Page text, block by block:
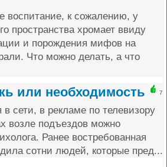
воспитание, к сожалению, у
пространства хромает ввиду
и порождения мифов на
Что можно делать, а что
7
или необходимость
в сети, в рекламе по телевизору
возле подъездов можно
Ранее востребованная
сотни людей, которые пред...